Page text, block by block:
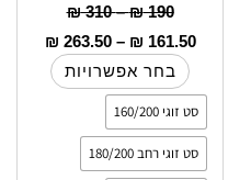
₪190
–
₪310
₪ 161.50
–
₪ 263.50
בחר אפשרויות
סט זוגי 160/200
סט זוגי רחב 180/200